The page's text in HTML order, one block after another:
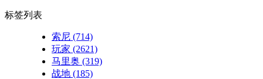
标签列表
索尼 (714)
玩家 (2621)
马里奥 (319)
战地 (185)